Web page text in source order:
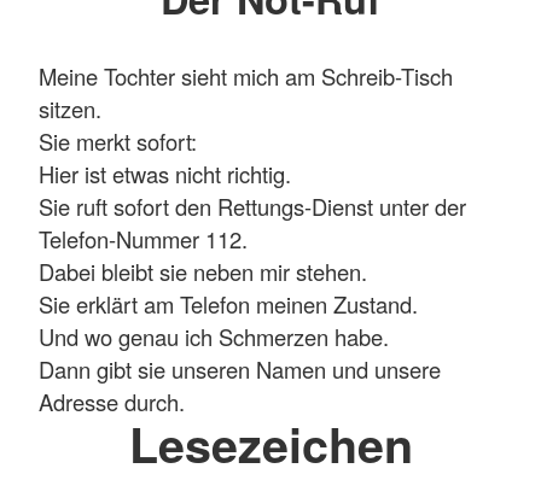
Meine Tochter sieht mich am Schreib-Tisch
sitzen.
Sie merkt sofort:
Hier ist etwas nicht richtig.
Sie ruft sofort den Rettungs-Dienst unter der
Telefon-Nummer 112.
Dabei bleibt sie neben mir stehen.
Sie erklärt am Telefon meinen Zustand.
Und wo genau ich Schmerzen habe.
Dann gibt sie unseren Namen und unsere
Adresse durch.
Lesezeichen